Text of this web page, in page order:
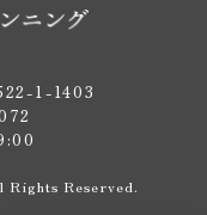
1-1403
Rights Reserved.